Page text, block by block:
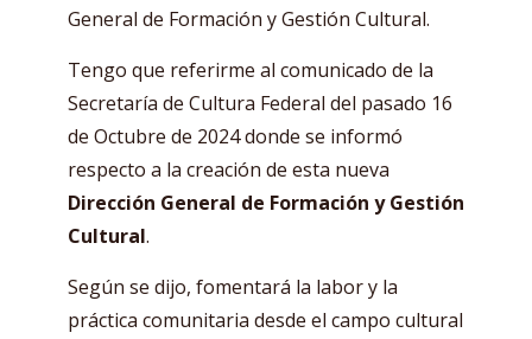
General de Formación y Gestión Cultural.
Tengo que referirme al comunicado de la
Secretaría de Cultura Federal del pasado 16
de Octubre de 2024 donde se informó
respecto a la creación de esta nueva
Dirección General de Formación y Gestión
Cultural.
Según se dijo, fomentará la labor y la
práctica comunitaria desde el campo cultural